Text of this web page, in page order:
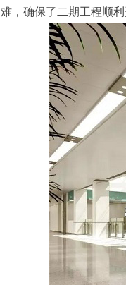
难，确保了二期工程顺